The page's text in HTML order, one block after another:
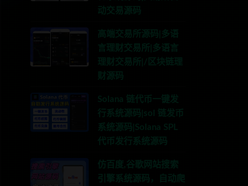
动交易源码
高端交易所源码|多语
言理财交易所|多语言
理财交易所|/区块链理
财源码
Solana 链代币一键发
行系统源码|sol 链发币
系统源码|Solana SPL
代币发行系统源码
仿百度,谷歌网站搜索
引擎系统源码，自动爬